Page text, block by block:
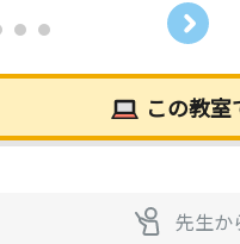
この教室
先生か